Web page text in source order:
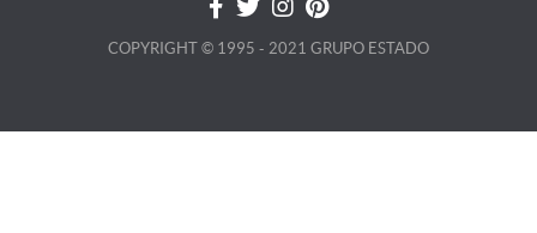
COPYRIGHT © 1995 - 2021 GRUPO ESTADO